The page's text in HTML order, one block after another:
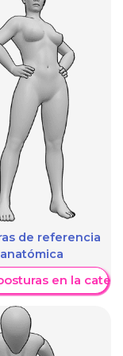
de referencia
anatómica
en la